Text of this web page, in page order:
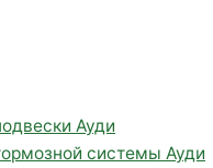
Ауди
системы Ауди